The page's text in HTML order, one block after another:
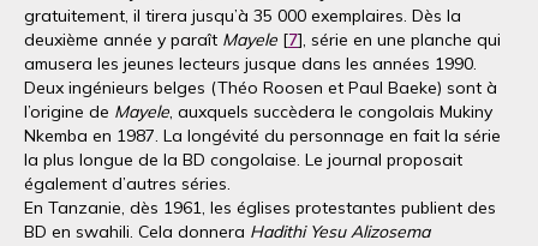
gratuitement, il tirera jusqu’à 35 000 exemplaires. Dès la
deuxième année y paraît Mayele [7], série en une planche qui
amusera les jeunes lecteurs jusque dans les années 1990.
Deux ingénieurs belges (Théo Roosen et Paul Baeke) sont à
l’origine de Mayele, auxquels succèdera le congolais Mukiny
Nkemba en 1987. La longévité du personnage en fait la série
la plus longue de la BD congolaise. Le journal proposait
également d’autres séries.
En Tanzanie, dès 1961, les églises protestantes publient des
BD en swahili. Cela donnera Hadithi Yesu Alizosema